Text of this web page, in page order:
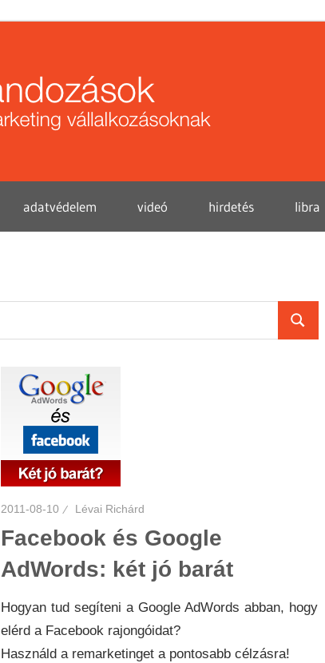
adatvédelem videó hirdetés libra
Search
2011-08-10 Lévai Richárd
Facebook és Google
AdWords: két jó barát
Hogyan tud segíteni a Google AdWords abban, hogy
elérd a Facebook rajongóidat?
Használd a remarketinget a pontosabb célzásra!